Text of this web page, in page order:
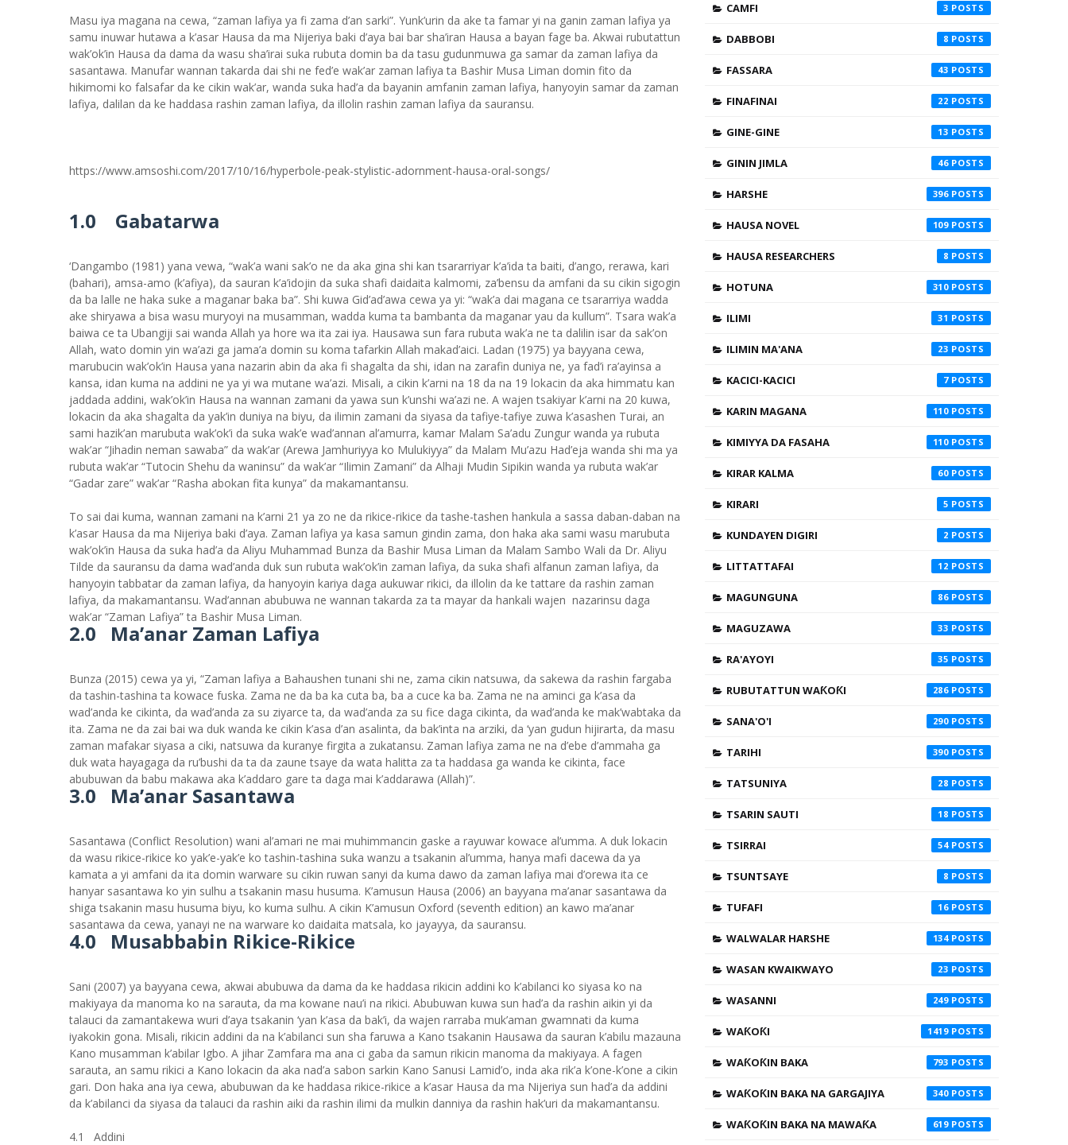
Masu iya magana na cewa, “zaman lafiya ya fi zama d’an sarki”. Yunk’urin da ake ta famar yi na ganin zaman lafiya ya
samu inuwar hutawa a k’asar Hausa da ma Nijeriya baki d’aya bai bar sha’iran Hausa a bayan fage ba. Akwai rubutattun
wak’ok’in Hausa da dama da wasu sha’irai suka rubuta domin ba da tasu gudunmuwa ga samar da zaman lafiya da
sasantawa. Manufar wannan takarda dai shi ne fed’e wak’ar zaman lafiya ta Bashir Musa Liman domin fito da
hikimomi ko falsafar da ke cikin wak’ar, wanda suka had’a da bayanin amfanin zaman lafiya, hanyoyin samar da zaman
lafiya, dalilan da ke haddasa rashin zaman lafiya, da illolin rashin zaman lafiya da sauransu.
https://www.amsoshi.com/2017/10/16/hyperbole-peak-stylistic-adornment-hausa-oral-songs/
1.0 Gabatarwa
‘Dangambo (1981) yana vewa, “wak’a wani sak’o ne da aka gina shi kan tsararriyar k’a’ida ta baiti, d’ango, rerawa, kari
(bahari), amsa-amo (k’afiya), da sauran k’a’idojin da suka shafi daidaita kalmomi, za’bensu da amfani da su cikin sigogin
da ba lalle ne haka suke a maganar baka ba”. Shi kuwa Gid’ad’awa cewa ya yi: “wak’a dai magana ce tsararriya wadda
ake shiryawa a bisa wasu muryoyi na musamman, wadda kuma ta bambanta da maganar yau da kullum”. Tsara wak’a
baiwa ce ta Ubangiji sai wanda Allah ya hore wa ita zai iya. Hausawa sun fara rubuta wak’a ne ta dalilin isar da sak’on
Allah, wato domin yin wa’azi ga jama’a domin su koma tafarkin Allah makad’aici. Ladan (1975) ya bayyana cewa,
marubucin wak’ok’in Hausa yana nazarin abin da aka fi shagalta da shi, idan na zarafin duniya ne, ya fad’i ra’ayinsa a
kansa, idan kuma na addini ne ya yi wa mutane wa’azi. Misali, a cikin k’arni na 18 da na 19 lokacin da aka himmatu kan
jaddada addini, wak’ok’in Hausa na wannan zamani da yawa sun k’unshi wa’azi ne. A wajen tsakiyar k’arni na 20 kuwa,
lokacin da aka shagalta da yak’in duniya na biyu, da ilimin zamani da siyasa da tafiye-tafiye zuwa k’asashen Turai, an
sami hazik’an marubuta wak’ok’i da suka wak’e wad’annan al’amurra, kamar Malam Sa’adu Zungur wanda ya rubuta
wak’ar “Jihadin neman sawaba” da wak’ar (Arewa Jamhuriyya ko Mulukiyya” da Malam Mu’azu Had’eja wanda shi ma ya
rubuta wak’ar “Tutocin Shehu da waninsu” da wak’ar “Ilimin Zamani” da Alhaji Mudin Sipikin wanda ya rubuta wak’ar
“Gadar zare” wak’ar “Rasha abokan fita kunya” da makamantansu.
To sai dai kuma, wannan zamani na k’arni 21 ya zo ne da rikice-rikice da tashe-tashen hankula a sassa daban-daban na
k’asar Hausa da ma Nijeriya baki d’aya. Zaman lafiya ya kasa samun gindin zama, don haka aka sami wasu marubuta
wak’ok’in Hausa da suka had’a da Aliyu Muhammad Bunza da Bashir Musa Liman da Malam Sambo Wali da Dr. Aliyu
Tilde da sauransu da dama wad’anda duk sun rubuta wak’ok’in zaman lafiya, da suka shafi alfanun zaman lafiya, da
hanyoyin tabbatar da zaman lafiya, da hanyoyin kariya daga aukuwar rikici, da illolin da ke tattare da rashin zaman
lafiya, da makamantansu. Wad’annan abubuwa ne wannan takarda za ta mayar da hankali wajen nazarinsu daga
wak’ar “Zaman Lafiya” ta Bashir Musa Liman.
2.0 Ma’anar Zaman Lafiya
Bunza (2015) cewa ya yi, “Zaman lafiya a Bahaushen tunani shi ne, zama cikin natsuwa, da sakewa da rashin fargaba
da tashin-tashina ta kowace fuska. Zama ne da ba ka cuta ba, ba a cuce ka ba. Zama ne na aminci ga k’asa da
wad’anda ke cikinta, da wad’anda za su ziyarce ta, da wad’anda za su fice daga cikinta, da wad’anda ke mak’wabtaka da
ita. Zama ne da zai bai wa duk wanda ke cikin k’asa d’an asalinta, da bak’inta na arziki, da ‘yan gudun hijirarta, da masu
zaman mafakar siyasa a ciki, natsuwa da kuranye firgita a zukatansu. Zaman lafiya zama ne na d’ebe d’ammaha ga
duk wata hayagaga da ru’bushi da ta da zaune tsaye da wata halitta za ta haddasa ga wanda ke cikinta, face
abubuwan da babu makawa aka k’addaro gare ta daga mai k’addarawa (Allah)”.
3.0 Ma’anar Sasantawa
Sasantawa (Conflict Resolution) wani al’amari ne mai muhimmancin gaske a rayuwar kowace al’umma. A duk lokacin
da wasu rikice-rikice ko yak’e-yak’e ko tashin-tashina suka wanzu a tsakanin al’umma, hanya mafi dacewa da ya
kamata a yi amfani da ita domin warware su cikin ruwan sanyi da kuma dawo da zaman lafiya mai d’orewa ita ce
hanyar sasantawa ko yin sulhu a tsakanin masu husuma. K’amusun Hausa (2006) an bayyana ma’anar sasantawa da
shiga tsakanin masu husuma biyu, ko kuma sulhu. A cikin K’amusun Oxford (seventh edition) an kawo ma’anar
sasantawa da cewa, yanayi ne na warware ko daidaita matsala, ko jayayya, da sauransu.
4.0 Musabbabin Rikice-Rikice
Sani (2007) ya bayyana cewa, akwai abubuwa da dama da ke haddasa rikicin addini ko k’abilanci ko siyasa ko na
makiyaya da manoma ko na sarauta, da ma kowane nau’i na rikici. Abubuwan kuwa sun had’a da rashin aikin yi da
talauci da zamantakewa wuri d’aya tsakanin ‘yan k’asa da bak’i, da wajen rarraba muk’aman gwamnati da kuma
iyakokin gona. Misali, rikicin addini da na k’abilanci sun sha faruwa a Kano tsakanin Hausawa da sauran k’abilu mazauna
Kano musamman k’abilar Igbo. A jihar Zamfara ma ana ci gaba da samun rikicin manoma da makiyaya. A fagen
sarauta, an samu rikici a Kano lokacin da aka nad’a sabon sarkin Kano Sanusi Lamid’o, inda aka rik’a k’one-k’one a cikin
gari. Don haka ana iya cewa, abubuwan da ke haddasa rikice-rikice a k’asar Hausa da ma Nijeriya sun had’a da addini
da k’abilanci da siyasa da talauci da rashin aiki da rashin ilimi da mulkin danniya da rashin hak’uri da makamantansu.
4.1 Addini
CAMFI 3
DABBOBI 8
FASSARA 43
FINAFINAI 22
GINE-GINE 13
GININ JIMLA 46
HARSHE 396
HAUSA NOVEL 109
HAUSA RESEARCHERS 8
HOTUNA 310
ILIMI 31
ILIMIN MA'ANA 23
KACICI-KACICI 7
KARIN MAGANA 110
KIMIYYA DA FASAHA 110
KIRAR KALMA 60
KIRARI 5
KUNDAYEN DIGIRI 2
LITTATTAFAI 12
MAGUNGUNA 86
MAGUZAWA 33
RA'AYOYI 35
RUBUTATTUN WAƘOƘI 286
SANA'O'I 290
TARIHI 390
TATSUNIYA 28
TSARIN SAUTI 18
TSIRRAI 54
TSUNTSAYE 8
TUFAFI 16
WALWALAR HARSHE 134
WASAN KWAIKWAYO 23
WASANNI 249
WAƘOƘI 1419
WAƘOƘIN BAKA 793
WAƘOƘIN BAKA NA GARGAJIYA 340
WAƘOƘIN BAKA NA MAWAƘA 619